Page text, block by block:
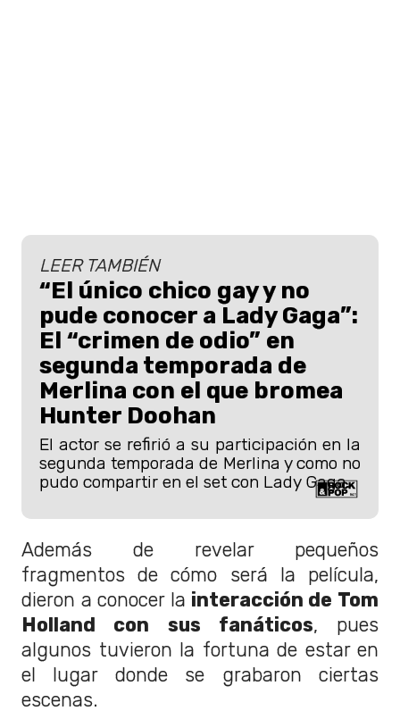
LEER TAMBIÉN
“El único chico gay y no
pude conocer a Lady Gaga”:
El “crimen de odio” en
segunda temporada de
Merlina con el que bromea
Hunter Doohan
El actor se refirió a su participación en la
segunda temporada de Merlina y como no
pudo compartir en el set con Lady Gaga.
Además de revelar pequeños
fragmentos de cómo será la película,
dieron a conocer la interacción de Tom
Holland con sus fanáticos, pues
algunos tuvieron la fortuna de estar en
el lugar donde se grabaron ciertas
escenas.